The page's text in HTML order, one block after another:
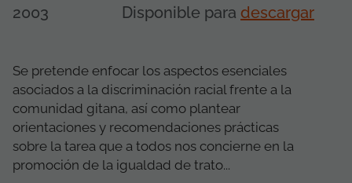
2003 Disponible para descargar
Se pretende enfocar los aspectos esenciales
asociados a la discriminación racial frente a la
comunidad gitana, así como plantear
orientaciones y recomendaciones prácticas
sobre la tarea que a todos nos concierne en la
promoción de la igualdad de trato...